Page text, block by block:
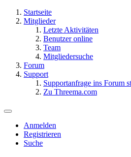
Startseite
Mitglieder
Letzte Aktivitäten
Benutzer online
Team
Mitgliedersuche
Forum
Support
Supportanfrage ins Forum
Zu Threema.com
Anmelden
Registrieren
Suche